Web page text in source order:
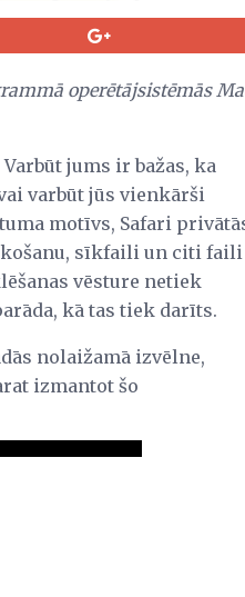
operētājsistēmās
jums ir bažas, ka
varbūt jūs vienkārši
motīvs, Safari
sīkfaili un citi faili
vēsture netiek
kā tas tiek darīts.
nolaižamā izvēlne,
izmantot šo